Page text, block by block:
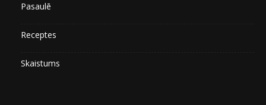
Pasaulē
Receptes
Skaistums